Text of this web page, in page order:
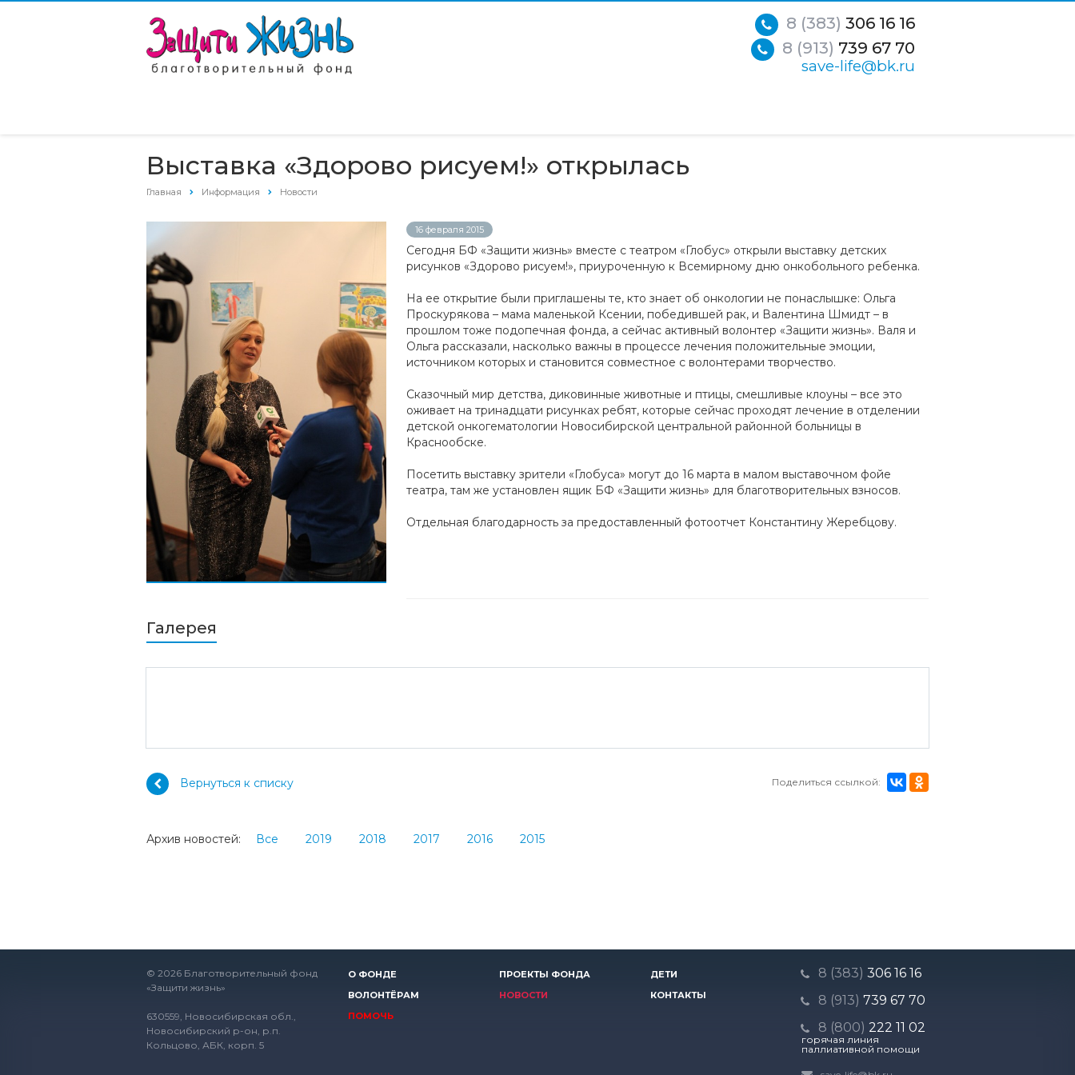
8 (383) 306 16 16
8 (913) 739 67 70
save-life@bk.ru
Выставка «Здорово рисуем!» открылась
Главная Информация Новости
16 февраля 2015
Сегодня БФ «Защити жизнь» вместе с театром «Глобус» открыли выставку детских
рисунков «Здорово рисуем!», приуроченную к Всемирному дню онкобольного ребенка.
На ее открытие были приглашены те, кто знает об онкологии не понаслышке: Ольга
Проскурякова – мама маленькой Ксении, победившей рак, и Валентина Шмидт – в
прошлом тоже подопечная фонда, а сейчас активный волонтер «Защити жизнь». Валя и
Ольга рассказали, насколько важны в процессе лечения положительные эмоции,
источником которых и становится совместное с волонтерами творчество.
Сказочный мир детства, диковинные животные и птицы, смешливые клоуны – все это
оживает на тринадцати рисунках ребят, которые сейчас проходят лечение в отделении
детской онкогематологии Новосибирской центральной районной больницы в
Краснообске.
Посетить выставку зрители «Глобуса» могут до 16 марта в малом выставочном фойе
театра, там же установлен ящик БФ «Защити жизнь» для благотворительных взносов.
Отдельная благодарность за предоставленный фотоотчет Константину Жеребцову.
Галерея
Поделиться ссылкой:
Вернуться к списку
Архив новостей: Все 2019 2018 2017 2016 2015
© 2026 Благотворительный фонд
«Защити жизнь»
630559, Новосибирская обл.,
Новосибирский р-он, р.п.
Кольцово, АБК, корп. 5
О ФОНДЕ ПРОЕКТЫ ФОНДА
ДЕТИ
ВОЛОНТЁРАМ
НОВОСТИ
КОНТАКТЫ
ПОМОЧЬ
8 (383) 306 16 16
8 (913) 739 67 70
8 (800) 222 11 02
горячая линия
паллиативной помощи